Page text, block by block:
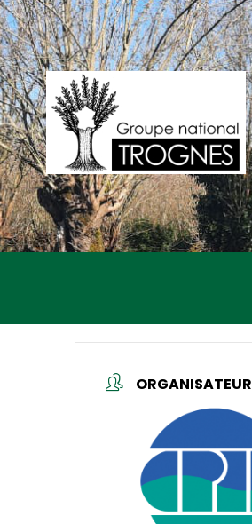
ORGANISATEUR